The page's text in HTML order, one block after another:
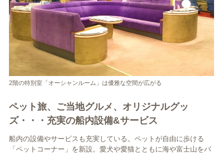
2階の特別室「オーシャンルーム」は優雅な空間が広がる
ペット旅、ご当地グルメ、オリジナルグッ
ズ・・・充実の船内設備&サービス
船内の設備やサービスも充実している。ペットが自由に歩ける
「ペットコーナー」を新設。愛犬や愛猫とともに海や富士山をバ